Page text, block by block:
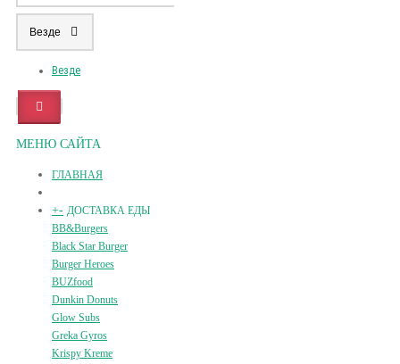
Везде
Везде
МЕНЮ САЙТА
ГЛАВНАЯ
+- ДОСТАВКА ЕДЫ
BB&Burgers
Black Star Burger
Burger Heroes
BUZfood
Dunkin Donuts
Glow Subs
Greka Gyros
Krispy Kreme